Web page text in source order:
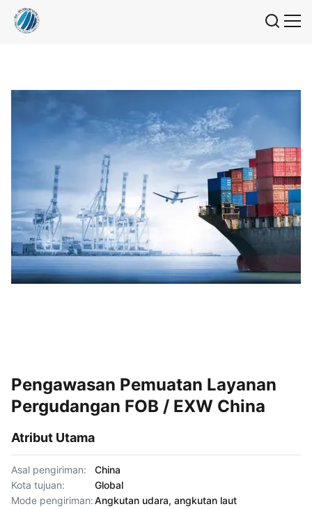
Pengawasan Pemuatan Layanan
Pergudangan FOB / EXW China
Atribut Utama
Asal pengiriman:
China
Kota tujuan:
Global
Mode pengiriman:Angkutan udara, angkutan laut